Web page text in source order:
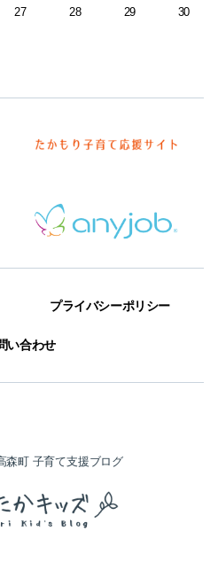
27 28 29 30
プライバシーポリシー
い合わせ
森町 子育て支援ブログ